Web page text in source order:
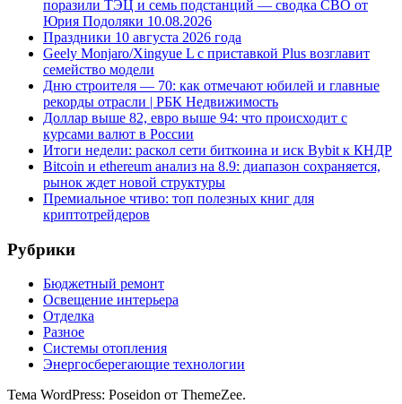
поразили ТЭЦ и семь подстанций — сводка СВО от
Юрия Подоляки 10.08.2026
Праздники 10 августа 2026 года
Geely Monjaro/Xingyue L с приставкой Plus возглавит
семейство модели
Дню строителя — 70: как отмечают юбилей и главные
рекорды отрасли | РБК Недвижимость
Доллар выше 82, евро выше 94: что происходит с
курсами валют в России
Итоги недели: раскол сети биткоина и иск Bybit к КНДР
Bitcoin и ethereum анализ на 8.9: диапазон сохраняется,
рынок ждет новой структуры
Премиальное чтиво: топ полезных книг для
криптотрейдеров
Рубрики
Бюджетный ремонт
Освещение интерьера
Отделка
Разное
Системы отопления
Энергосберегающие технологии
Тема WordPress: Poseidon от ThemeZee.